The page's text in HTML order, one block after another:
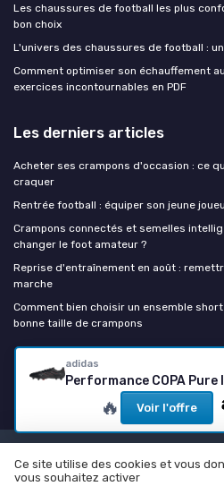
adidas
🔥 Voir l'offre
Les chaussures de football les plus
bon choix
L'univers des chaussures de football :
Comment optimiser son échauffement
exercices incontournables en PDF
Les derniers articles
Acheter ses crampons d'occasion : ce
craquer
Rentrée football : équiper son jeune
Crampons connectés et semelles
changer le foot amateur ?
Reprise d'entraînement en août :
marche
Comment bien choisir un ensemble
bonne taille de crampons
Chaussure de foot
Mentions légales
© Chaussure de
Ce site utilise des cookies et vous
vous souhaitez activer